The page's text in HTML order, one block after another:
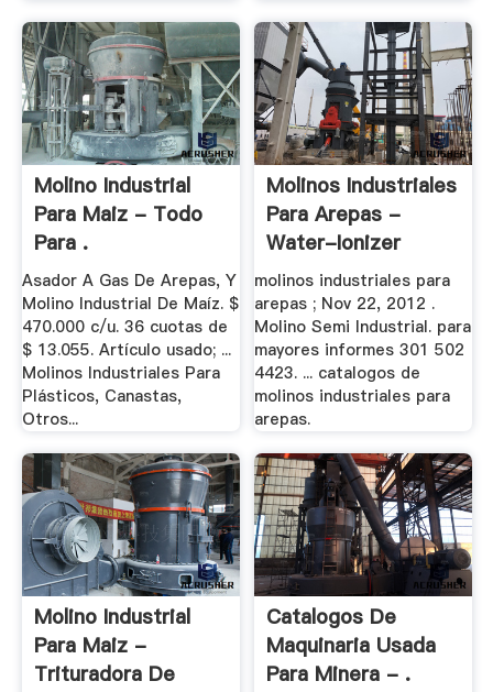
Molino Industrial
Para Maiz - Todo
Para .
Asador A Gas De Arepas, Y
Molino Industrial De Maíz. $
470.000 c/u. 36 cuotas de
$ 13.055. Artículo usado; ...
Molinos Industriales Para
Plásticos, Canastas,
Otros...
Molinos Industriales
Para Arepas -
Water-Ionizer
molinos industriales para
arepas ; Nov 22, 2012 .
Molino Semi Industrial. para
mayores informes 301 502
4423. ... catalogos de
molinos industriales para
arepas.
Molino Industrial
Para Maiz -
Trituradora De
Catalogos De
Maquinaria Usada
Para Minera - .